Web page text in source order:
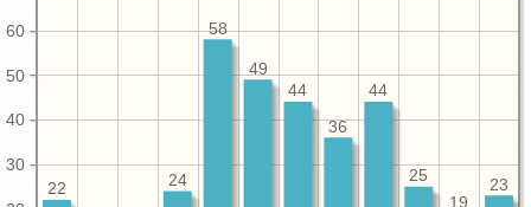
30
40
50
60
23
19
25
44
36
44
49
58
24
22